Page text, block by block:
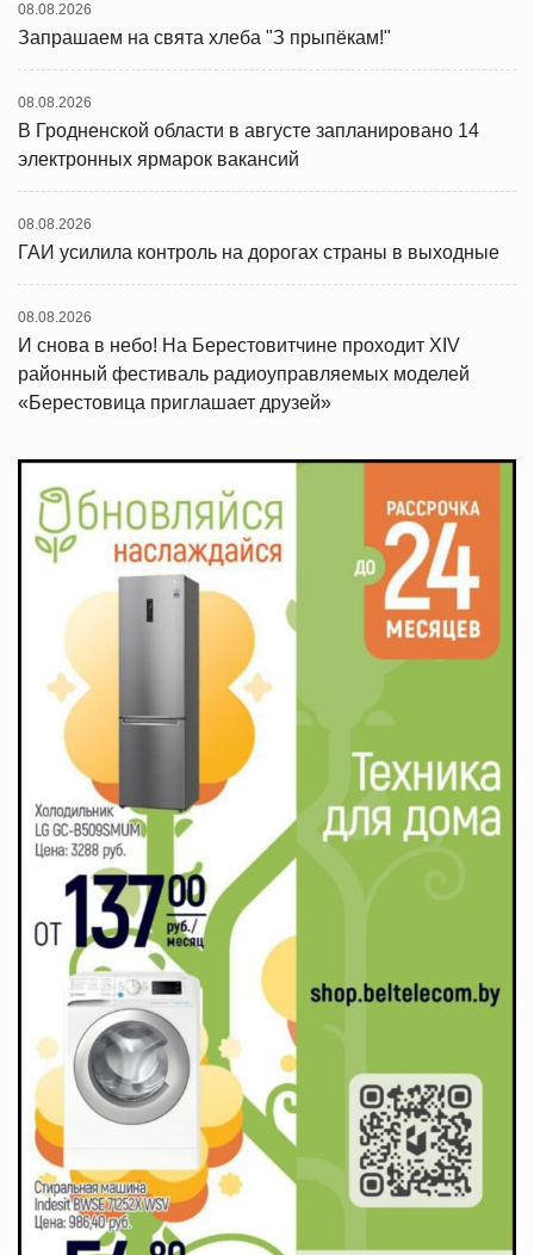
08.08.2026
Запрашаем на свята хлеба "З прыпёкам!"
08.08.2026
В Гродненской области в августе запланировано 14
электронных ярмарок вакансий
08.08.2026
ГАИ усилила контроль на дорогах страны в выходные
08.08.2026
И снова в небо! На Берестовитчине проходит XIV
районный фестиваль радиоуправляемых моделей
«Берестовица приглашает друзей»